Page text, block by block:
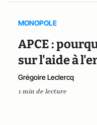
MONOPOLE
APCE :
sur l'aide à
Grégoire Leclercq
1 min de lecture